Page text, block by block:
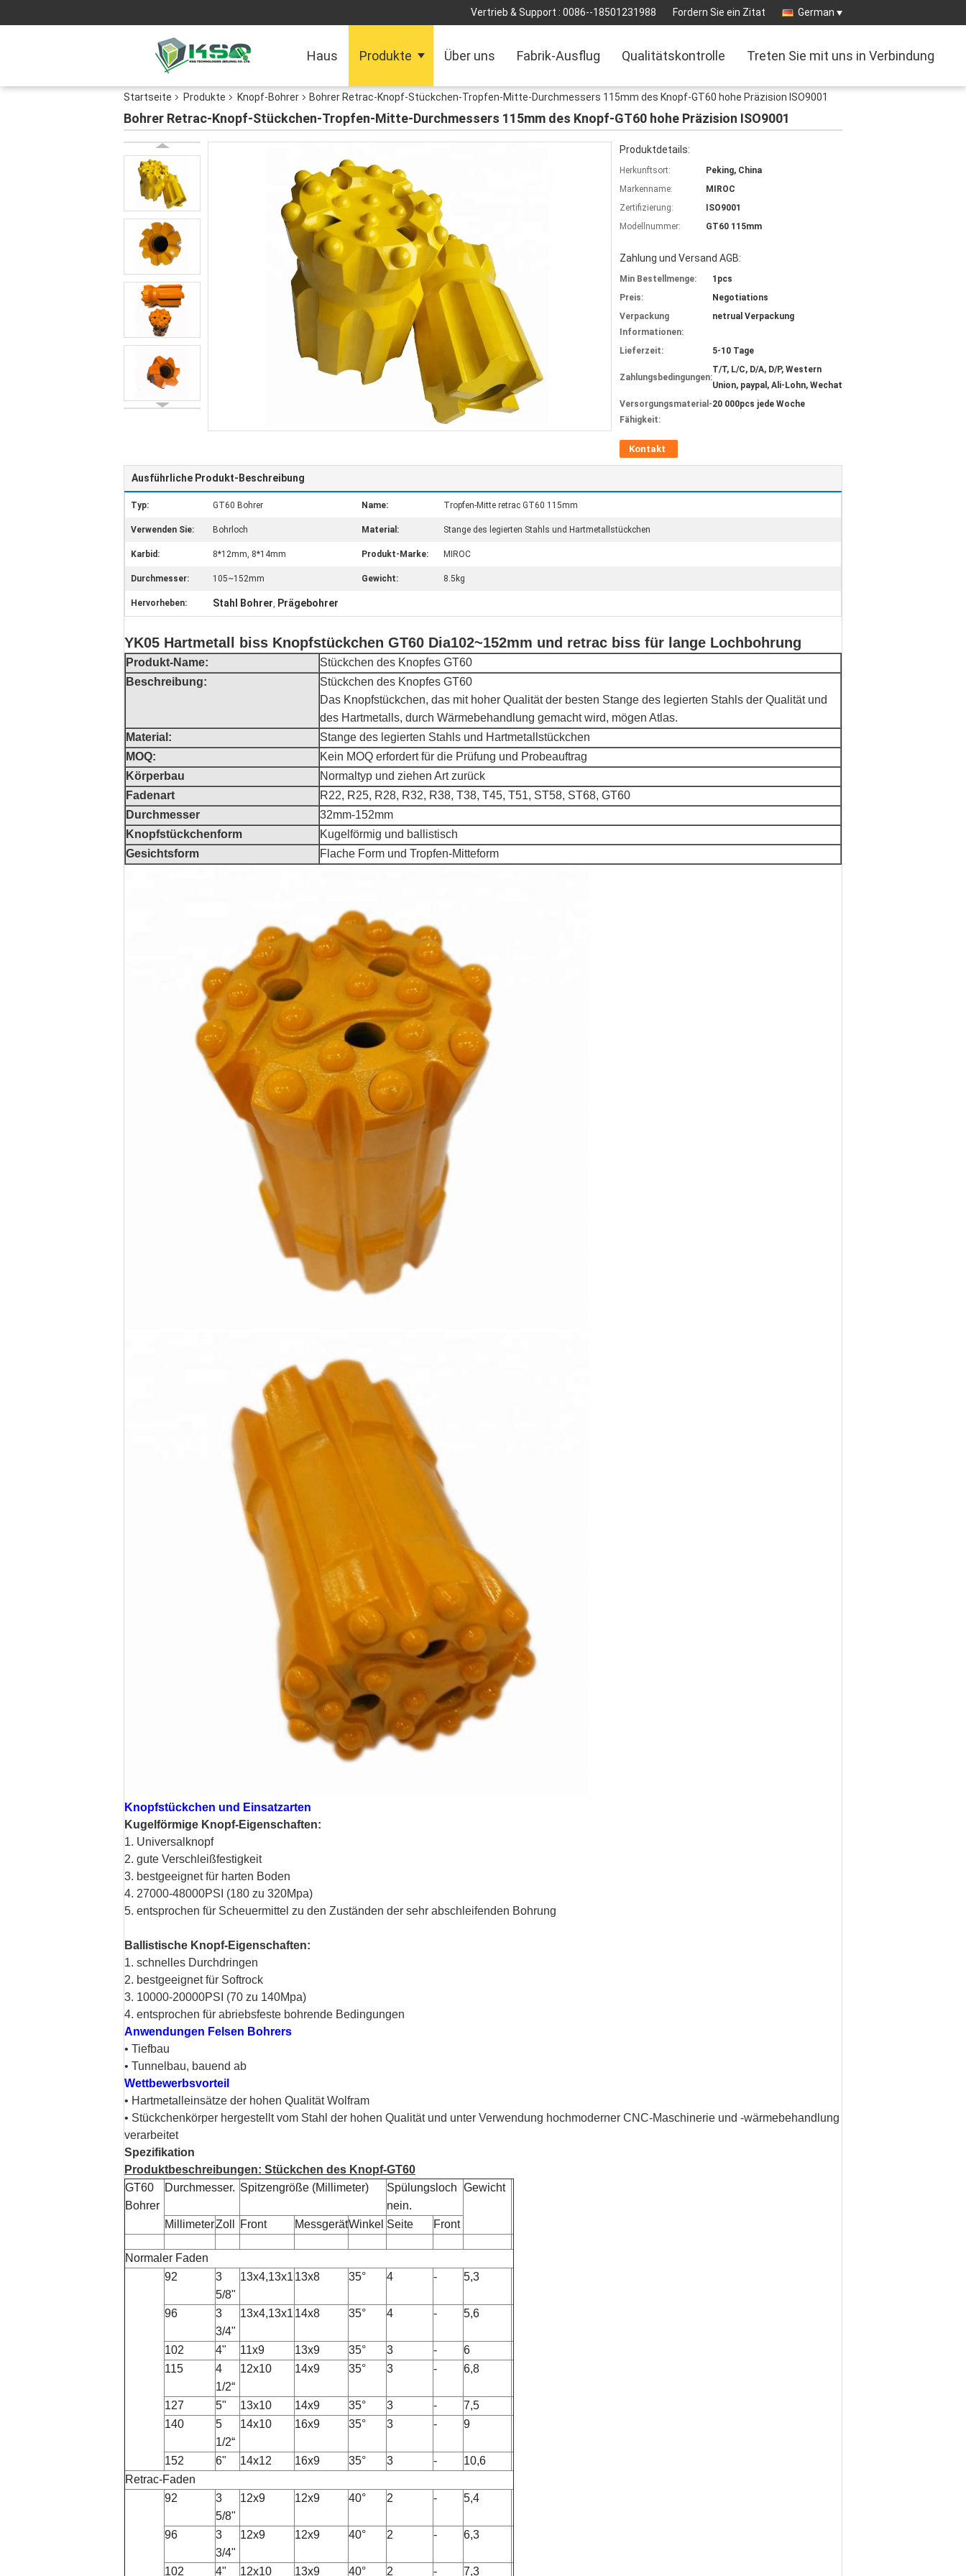
Vertrieb & Support : 0086--18501231988 Fordern Sie ein Zitat German
Haus Produkte Über uns Fabrik-Ausflug Qualitätskontrolle Treten Sie mit uns in Verbindung
Startseite Produkte Knopf-Bohrer Bohrer Retrac-Knopf-Stückchen-Tropfen-Mitte-Durchmessers 115mm des Knopf-GT60 hohe Präzision ISO9001
Bohrer Retrac-Knopf-Stückchen-Tropfen-Mitte-Durchmessers 115mm des Knopf-GT60 hohe Präzision ISO9001
Produktdetails:
Herkunftsort:
Peking, China
Markenname:
MIROC
Zertifizierung:
ISO9001
Modellnummer:
GT60 115mm
Zahlung und Versand AGB:
Min Bestellmenge:
1pcs
Preis:
Negotiations
Verpackung
Informationen:
netrual Verpackung
Lieferzeit: 5-10 Tage
Zahlungsbedingungen:
T/T, L/C, D/A, D/P, Western
Union, paypal, Ali-Lohn, Wechat
Versorgungsmaterial-
Fähigkeit:
20 000pcs jede Woche
Kontakt
Ausführliche Produkt-Beschreibung
Typ: GT60 Bohrer Name: Tropfen-Mitte retrac GT60 115mm
Verwenden Sie: Bohrloch Material: Stange des legierten Stahls und Hartmetallstückchen
Karbid: 8*12mm, 8*14mm Produkt-Marke: MIROC
Durchmesser: 105~152mm Gewicht: 8.5kg
Hervorheben: Stahl Bohrer, Prägebohrer
YK05 Hartmetall biss Knopfstückchen GT60 Dia102~152mm und retrac biss für lange Lochbohrung
Produkt-Name:
Stückchen des Knopfes GT60
Beschreibung:
Stückchen des Knopfes GT60
Das Knopfstückchen, das mit hoher Qualität der besten Stange des legierten Stahls der Qualität und
des Hartmetalls, durch Wärmebehandlung gemacht wird, mögen Atlas.
Material:
Stange des legierten Stahls und Hartmetallstückchen
MOQ:
Kein MOQ erfordert für die Prüfung und Probeauftrag
Körperbau
Normaltyp und ziehen Art zurück
Fadenart
R22, R25, R28, R32, R38, T38, T45, T51, ST58, ST68, GT60
Durchmesser
32mm-152mm
Knopfstückchenform
Kugelförmig und ballistisch
Gesichtsform
Flache Form und Tropfen-Mitteform
Knopfstückchen und Einsatzarten
Kugelförmige Knopf-Eigenschaften:
1. Universalknopf
2. gute Verschleißfestigkeit
3. bestgeeignet für harten Boden
4. 27000-48000PSI (180 zu 320Mpa)
5. entsprochen für Scheuermittel zu den Zuständen der sehr abschleifenden Bohrung
Ballistische Knopf-Eigenschaften:
1. schnelles Durchdringen
2. bestgeeignet für Softrock
3. 10000-20000PSI (70 zu 140Mpa)
4. entsprochen für abriebsfeste bohrende Bedingungen
Anwendungen Felsen Bohrers
• Tiefbau
• Tunnelbau, bauend ab
Wettbewerbsvorteil
• Hartmetalleinsätze der hohen Qualität Wolfram
• Stückchenkörper hergestellt vom Stahl der hohen Qualität und unter Verwendung hochmoderner CNC-Maschinerie und -wärmebehandlung
verarbeitet
Spezifikation
Produktbeschreibungen: Stückchen des Knopf-GT60
GT60
Bohrer
Durchmesser. Spitzengröße (Millimeter)
Spülungsloch
nein.
Gewicht
MillimeterZoll Front MessgerätWinkel Seite Front
Normaler Faden
92
3
5/8"
13x4,13x1 13x8 35° 4 - 5,3
96
3
3/4"
13x4,13x1 14x8 35° 4 - 5,6
102 4" 11x9 13x9 35° 3 -
6
115
4
1/2“
12x10 14x9 35° 3 - 6,8
127 5" 13x10 14x9 35° 3 -
7,5
140
5
1/2“
14x10 16x9 35° 3 - 9
152 6" 14x12 16x9 35° 3 -
10,6
Retrac-Faden
92
3
5/8"
12x9 12x9 40° 2 - 5,4
96
3
3/4"
12x9 12x9 40° 2 - 6,3
102 4" 12x10 13x9 40° 2 - 7,3